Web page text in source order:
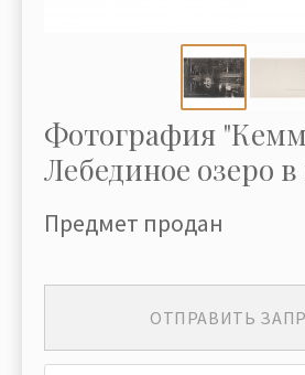
Фотография
Лебединое озеро в
Предмет продан
ОТПРАВИТЬ